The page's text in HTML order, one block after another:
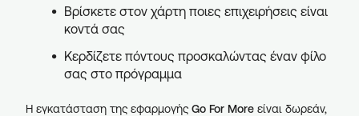
Βρίσκετε στον χάρτη ποιες επιχειρήσεις είναι
κοντά σας
Κερδίζετε πόντους προσκαλώντας έναν φίλο
σας στο πρόγραμμα
Η εγκατάσταση της εφαρμογής Go For More είναι δωρεάν,